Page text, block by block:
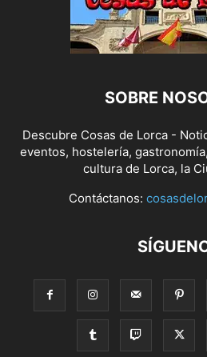
SOBRE
Descubre Cosas de Lorca -
eventos, hostelería,
cultura de Lorca, la
Contáctanos: